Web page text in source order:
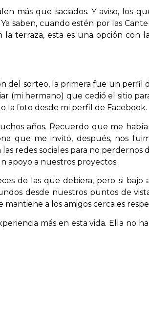
más que saciados. Y aviso, los
saben, cuando estén por las
terraza, esta es una opción con
sorteo, la primera fue un perfil
(mi hermano) que cedió el sitio
la foto desde mi perfil de Facebook.
años. Recuerdo que me
que me invitó, después, nos
redes sociales para no perdernos
apoyo a nuestros proyectos.
de las que debiera, pero si bajo
desde nuestros puntos de
a los amigos cerca es
más en esta vida. Ella no